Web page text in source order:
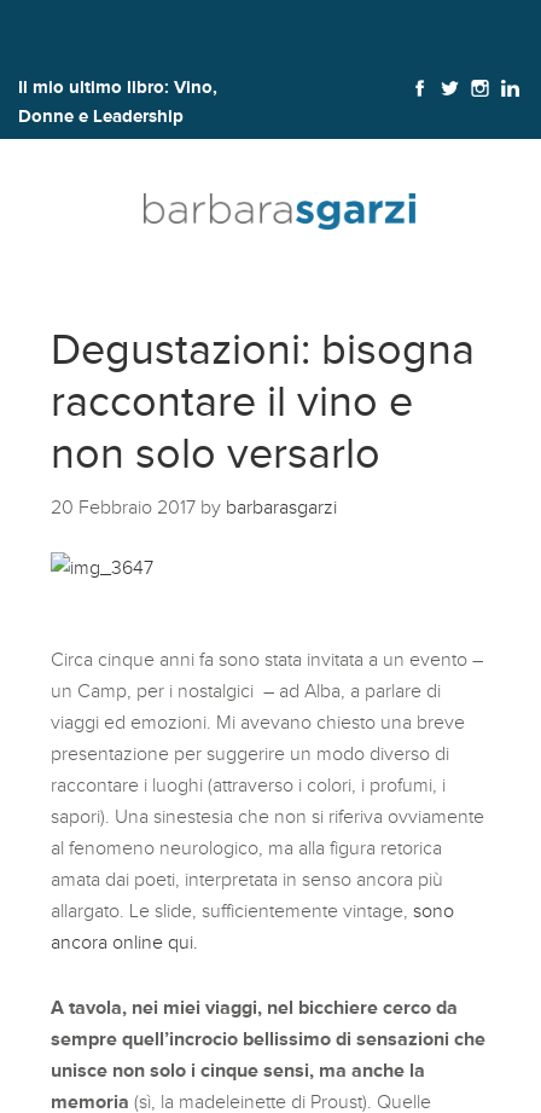
Il mio ultimo libro: Vino,
Donne e Leadership
Degustazioni: bisogna
raccontare il vino e
non solo versarlo
20 Febbraio 2017 by barbarasgarzi
Circa cinque anni fa sono stata invitata a un evento –
un Camp, per i nostalgici – ad Alba, a parlare di
viaggi ed emozioni. Mi avevano chiesto una breve
presentazione per suggerire un modo diverso di
raccontare i luoghi (attraverso i colori, i profumi, i
sapori). Una sinestesia che non si riferiva ovviamente
al fenomeno neurologico, ma alla figura retorica
amata dai poeti, interpretata in senso ancora più
allargato. Le slide, sufficientemente vintage,sono
ancora online qui.
A tavola, nei miei viaggi, nel bicchiere cerco da
sempre quell’incrocio bellissimo di sensazioni che
unisce non solo i cinque sensi, ma anche la
memoria (sì, la madeleinette di Proust). Quelle